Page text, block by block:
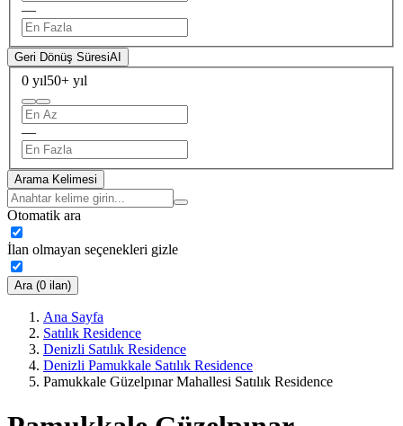
—
Geri Dönüş SüresiAI
0 yıl50+ yıl
—
Arama Kelimesi
Otomatik ara
İlan olmayan seçenekleri gizle
Ara (0 ilan)
Ana Sayfa
Satılık Residence
Denizli Satılık Residence
Denizli Pamukkale Satılık Residence
Pamukkale Güzelpınar Mahallesi Satılık Residence